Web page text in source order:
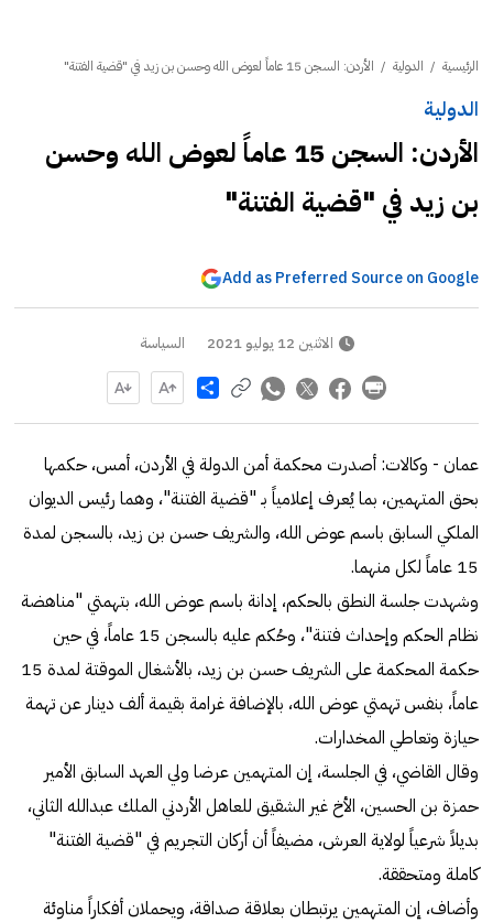
الرئيسية / الدولية / الأردن: السجن 15 عاماً لعوض الله وحسن بن زيد في "قضية الفتنة"
الدولية
الأردن: السجن 15 عاماً لعوض الله وحسن
بن زيد في "قضية الفتنة"
Add as Preferred Source on Google
الاثنين 12 يوليو 2021 السياسة
Share
عمان - وكالات: أصدرت محكمة أمن الدولة في الأردن، أمس، حكمها
بحق المتهمين، بما يُعرف إعلامياً بـ "قضية الفتنة"، وهما رئيس الديوان
الملكي السابق باسم عوض الله، والشريف حسن بن زيد، بالسجن لمدة
15 عاماً لكل منهما.
وشهدت جلسة النطق بالحكم، إدانة باسم عوض الله، بتهمتي "مناهضة
نظام الحكم وإحداث فتنة"، وحُكم عليه بالسجن 15 عاماً، في حين
حكمة المحكمة على الشريف حسن بن زيد، بالأشغال الموقتة لمدة 15
عاماً، بنفس تهمتي عوض الله، بالإضافة غرامة بقيمة ألف دينار عن تهمة
حيازة وتعاطي المخدارات.
وقال القاضي، في الجلسة، إن المتهمين عرضا ولي العهد السابق الأمير
حمزة بن الحسين، الأخ غير الشقيق للعاهل الأردني الملك عبدالله الثاني،
بديلاً شرعياً لولاية العرش، مضيفاً أن أركان التجريم في "قضية الفتنة"
كاملة ومتحققة.
وأضاف، إن المتهمين يرتبطان بعلاقة صداقة، ويحملان أفكاراً مناوئة